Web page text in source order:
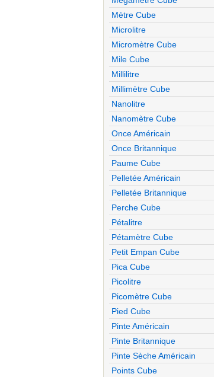
Mètre Cube
Microlitre
Micromètre Cube
Mile Cube
Millilitre
Millimètre Cube
Nanolitre
Nanomètre Cube
Once Américain
Once Britannique
Paume Cube
Pelletée Américain
Pelletée Britannique
Perche Cube
Pétalitre
Pétamètre Cube
Petit Empan Cube
Pica Cube
Picolitre
Picomètre Cube
Pied Cube
Pinte Américain
Pinte Britannique
Pinte Sèche Américain
Points Cube